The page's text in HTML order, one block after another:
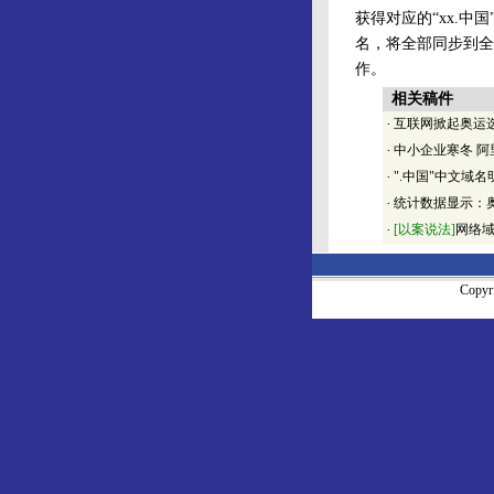
获得对应的“xx.中
名，将全部同步到
作。
相关稿件
· 互联网掀起奥运
· 中小企业寒冬
· ".中国"中文域名
· 统计数据显示：
· [以案说法] 网络